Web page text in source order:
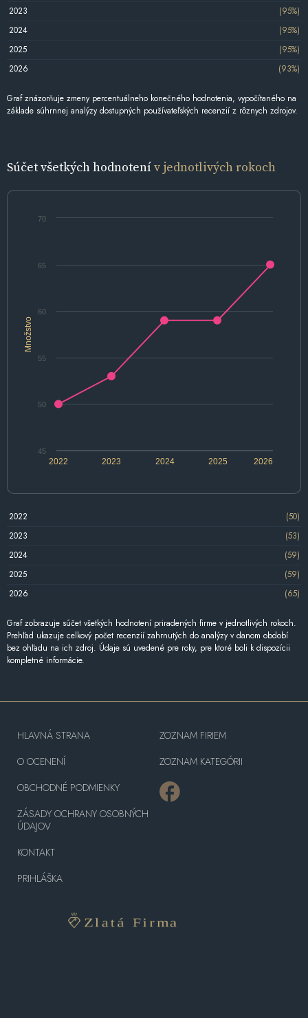
2023
(95%)
2024
(95%)
2025
(95%)
2026
(93%)
Graf znázorňuje zmeny percentuálneho konečného hodnotenia, vypočítaného na
základe súhrnnej analýzy dostupných používateľských recenzií z rôznych zdrojov.
Súčet všetkých hodnotenív jednotlivých rokoch
Množstvo
2022 2024 2026
2023 2025
45
50
55
60
65
70
2022
(50)
2023
(53)
2024
(59)
2025
(59)
2026
(65)
Graf zobrazuje súčet všetkých hodnotení priradených firme v jednotlivých rokoch.
Prehľad ukazuje celkový počet recenzií zahrnutých do analýzy v danom období
bez ohľadu na ich zdroj. Údaje sú uvedené pre roky, pre ktoré boli k dispozícii
kompletné informácie.
HLAVNÁ STRANA
O OCENENÍ
OBCHODNÉ PODMIENKY
ZÁSADY OCHRANY OSOBNÝCH
ÚDAJOV
KONTAKT
PRIHLÁŠKA
ZOZNAM FIRIEM
ZOZNAM KATEGÓRII